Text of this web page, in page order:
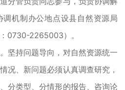
机制办公地点设县自然资源局
0730-2265003）。
持问题导向，对自然资源统一
况、新问题必须认真调查研究，
分类型、分情形的报告、咨询论